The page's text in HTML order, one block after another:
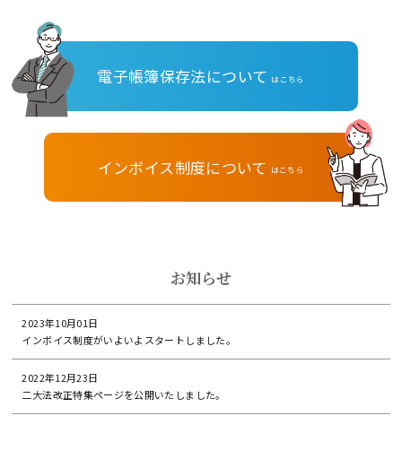
電子帳簿保存法について はこちら
インボイス制度について はこちら
お知らせ
2023年10月01日
インボイス制度がいよいよスタートしました。
2022年12月23日
二大法改正特集ページを公開いたしました。